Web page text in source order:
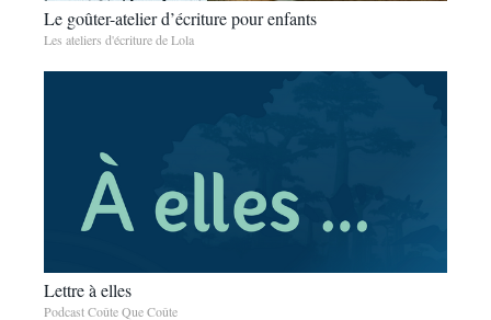
Le goûter-atelier d’écriture pour enfants
Les ateliers d'écriture de Lola
Lettre à elles
Podcast Coûte Que Coûte